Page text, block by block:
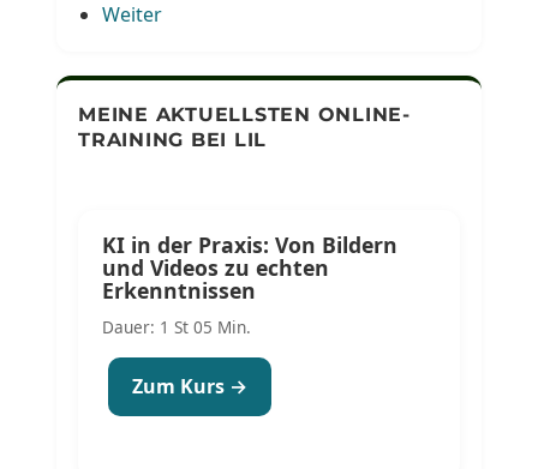
Weiter
MEINE AKTUELLSTEN ONLINE-
TRAINING BEI LIL
KI in der Praxis: Von Bildern
und Videos zu echten
Erkenntnissen
Dauer: 1 St 05 Min.
Zum Kurs →